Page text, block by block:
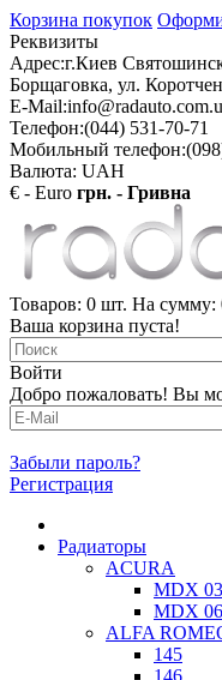
Корзина покупок
Реквизиты
Адрес:г.Киев
Борщаговка, ул.
E-Mail:
Телефон:(044) 531-70-71
Мобильный телефон:
Валюта: UAH
€ - Euro грн. - Гривна
Товаров: 0 шт. На сумму:
Ваша корзина пуста!
Войти
Добро пожаловать! Вы
Забыли пароль?
Регистрация
Радиаторы
ACURA
MDX
MDX
ALFA
145
146